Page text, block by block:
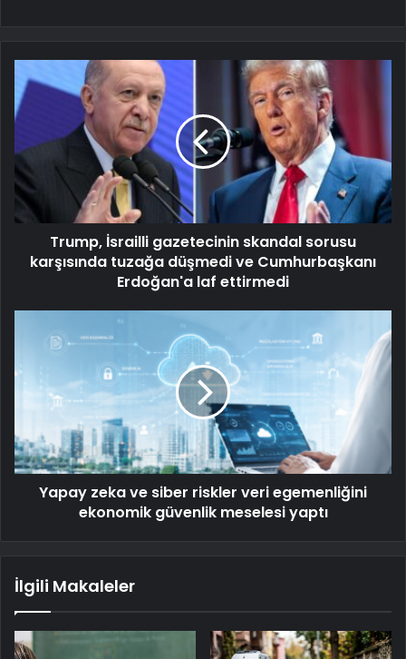
Trump, İsrailli gazetecinin skandal sorusu
karşısında tuzağa düşmedi ve Cumhurbaşkanı
Erdoğan'a laf ettirmedi
Yapay zeka ve siber riskler veri egemenliğini
ekonomik güvenlik meselesi yaptı
İlgili Makaleler